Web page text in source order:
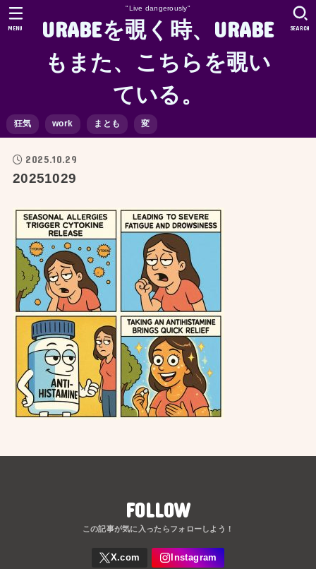
"Live dangerously"
URABEを覗く時、URABE
もまた、こちらを覗い
ている。
狂気 work まとも 変
SEARCH
MENU
2025.10.29
20251029
FOLLOW